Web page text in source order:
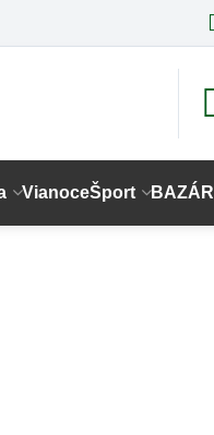
VianoceŠport BAZÁR